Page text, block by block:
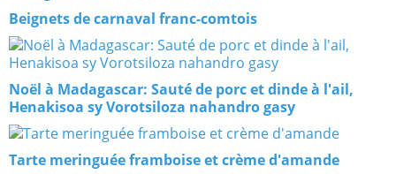
Beignets de carnaval franc-comtois
Noël à Madagascar: Sauté de porc et dinde à l'ail,
Henakisoa sy Vorotsiloza nahandro gasy
Tarte meringuée framboise et crème d'amande